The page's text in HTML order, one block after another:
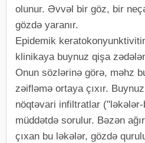
olunur. Əvvəl bir göz, bir
gözdə yaranır.
Epidemik
klinikaya buynuz qişa
Onun sözlərinə görə, məhz
zəifləmə ortaya çıxır.
nöqtəvari infiltratlar
müddətdə sorulur. Bəzən
çıxan bu ləkələr, gözdə